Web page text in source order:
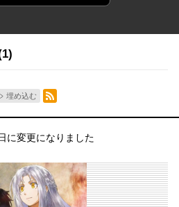
埋め込む
RSSフィード
に変更になりました